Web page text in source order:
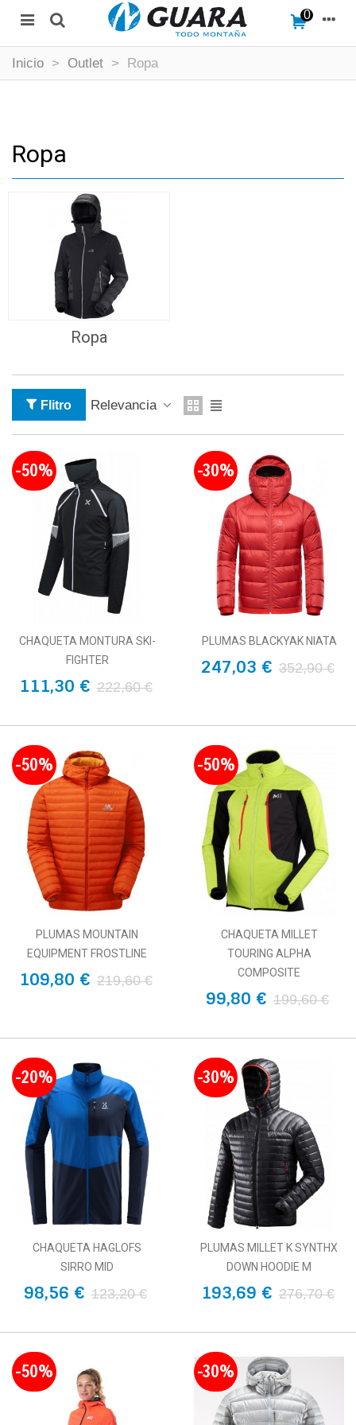
0
Inicio > Outlet > Ropa
Ropa
Ropa
Flitro Relevancia
-50%
CHAQUETA MONTURA SKI-
FIGHTER
111,30 € 222,60 €
-30%
PLUMAS BLACKYAK NIATA
247,03 € 352,90 €
-50%
PLUMAS MOUNTAIN
EQUIPMENT FROSTLINE
109,80 € 219,60 €
-50%
CHAQUETA MILLET
TOURING ALPHA
COMPOSITE
99,80 € 199,60 €
-20%
CHAQUETA HAGLOFS
SIRRO MID
98,56 € 123,20 €
-30%
PLUMAS MILLET K SYNTHX
DOWN HOODIE M
193,69 € 276,70 €
-50% -30%